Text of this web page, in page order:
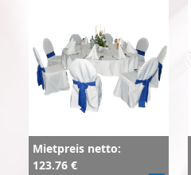
Mietpreis netto:
123.76 €